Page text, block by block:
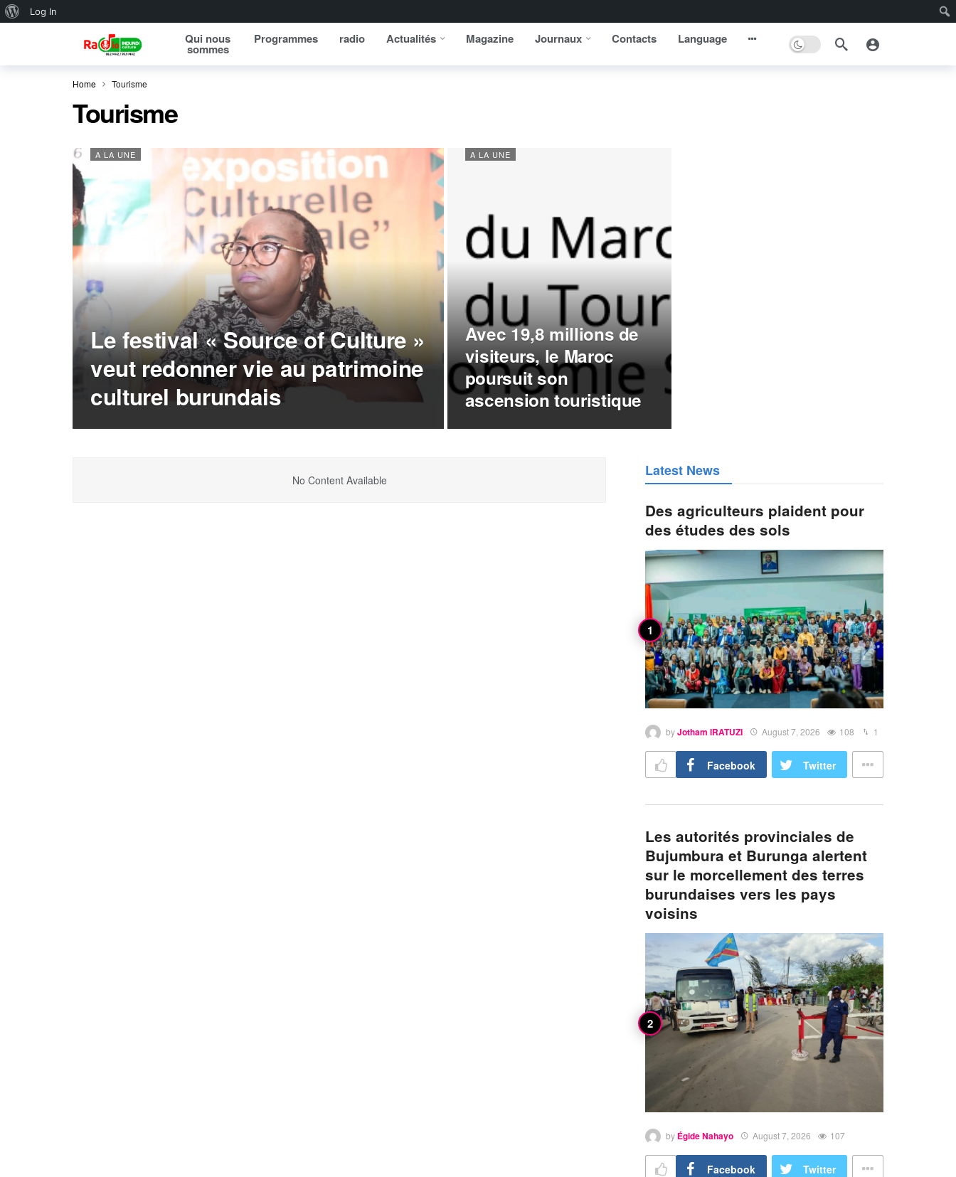
About WordPress
Log In
Qui nous
sommes
Programmes radio Actualités Magazine Journaux Contacts Language
Home Tourisme
Tourisme
A LA UNE
Le festival « Source of Culture »
veut redonner vie au patrimoine
culturel burundais
A LA UNE
Avec 19,8 millions de
visiteurs, le Maroc
poursuit son
ascension touristique
No Content Available
Latest News
Des agriculteurs plaident pour
des études des sols
byJotham IRATUZI August 7, 2026 108 1
Facebook Twitter
Les autorités provinciales de
Bujumbura et Burunga alertent
sur le morcellement des terres
burundaises vers les pays
voisins
by Égide Nahayo August 7, 2026 107
Facebook Twitter